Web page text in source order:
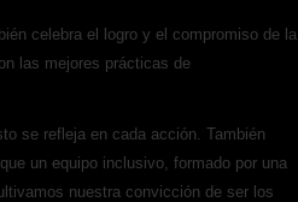
celebra el logro y el compromiso de la
las mejores prácticas de
se refleja en cada acción. También
un equipo inclusivo, formado por una
nuestra convicción de ser los